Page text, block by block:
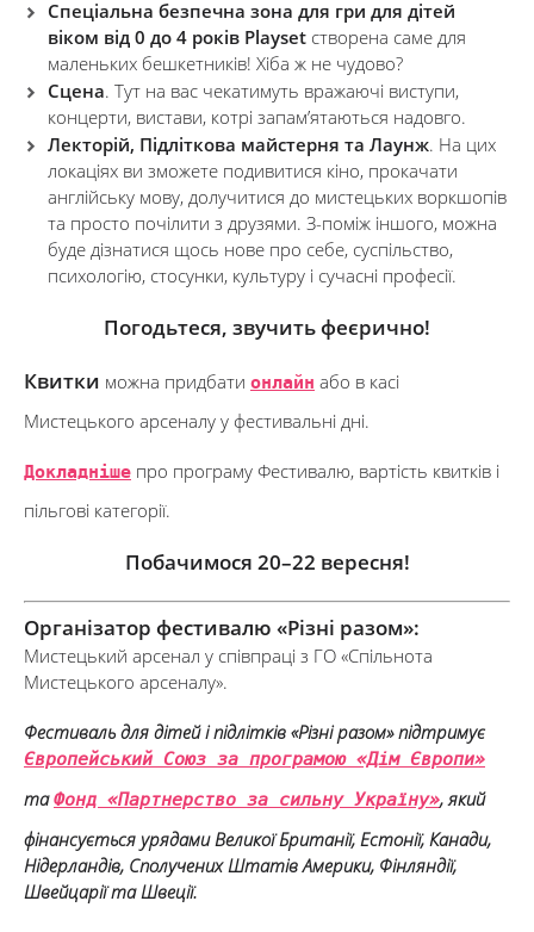
Спеціальна безпечна зона для гри для дітей
віком від 0 до 4 років Playset створена саме для
маленьких бешкетників! Хіба ж не чудово?
Сцена. Тут на вас чекатимуть вражаючі виступи,
концерти, вистави, котрі запамʼятаються надовго.
Лекторій, Підліткова майстерня та Лаунж. На цих
локаціях ви зможете подивитися кіно, прокачати
англійську мову, долучитися до мистецьких воркшопів
та просто почілити з друзями. З-поміж іншого, можна
буде дізнатися щось нове про себе, суспільство,
психологію, стосунки, культуру і сучасні професії.
Погодьтеся, звучить феєрично!
Квитки можна придбати онлайн або в касі
Мистецького арсеналу у фестивальні дні.
Докладніше про програму Фестивалю, вартість квитків і
пільгові категорії.
Побачимося 20–22 вересня!
Організатор фестивалю «Різні разом»:
Мистецький арсенал у співпраці з ГО «Спільнота
Мистецького арсеналу».
Фестиваль для дітей і підлітків «Різні разом» підтримує
Європейський Союз за програмою «Дім Європи»
таФонд «Партнерство за сильну Україну», який
фінансується урядами Великої Британії, Естонії, Канади,
Нідерландів, Сполучених Штатів Америки, Фінляндії,
Швейцарії та Швеції.